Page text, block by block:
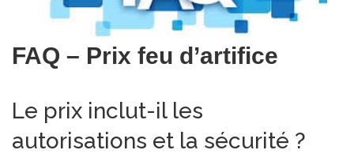
FAQ – Prix feu d’artifice
Le prix inclut-il les
autorisations et la sécurité ?